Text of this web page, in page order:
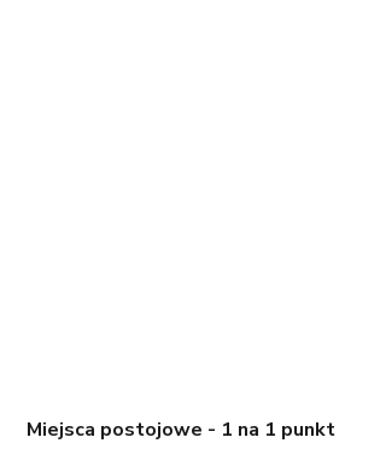
Miejsca postojowe - 1 na 1 punkt